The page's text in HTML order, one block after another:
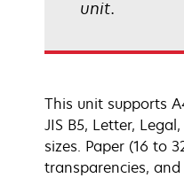
unit.
This unit supports
JIS B5, Letter,
sizes. Paper (16 to
transparencies,